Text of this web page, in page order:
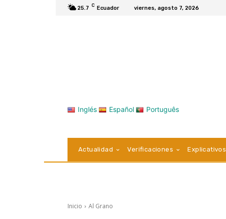
25.7 C Ecuador viernes, agosto 7, 2026
Inglés Español Português
Actualidad Verificaciones Explicativos
Inicio Al Grano